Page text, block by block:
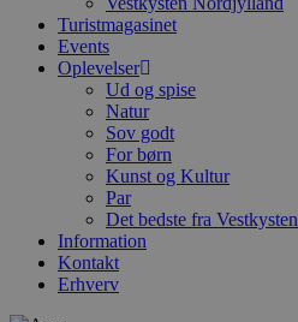
Turistmagasinet
Events
Oplevelser
Ud og spise
Natur
Sov godt
For børn
Kunst og Kultur
Par
Det bedste fra Vestkysten
Information
Kontakt
Erhverv